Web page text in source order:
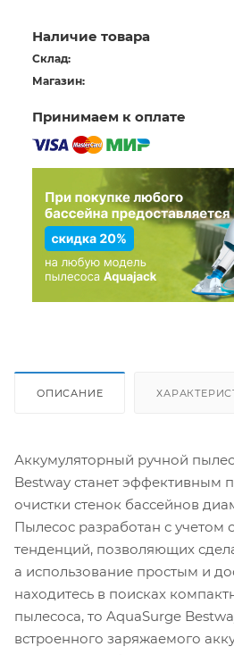
Наличие товара
Склад:
Магазин:
Принимаем к оплате
ОПИСАНИЕ
Аккумуляторный ручной
Bestway станет эффективным
очистки стенок бассейнов
Пылесос разработан с
тенденций, позволяющих
а использование простым и
находитесь в поисках
пылесоса, то AquaSurge
встроенного заряжаемого